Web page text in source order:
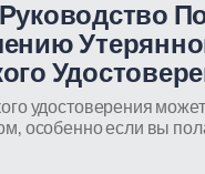
удостоверения
особенно если вы